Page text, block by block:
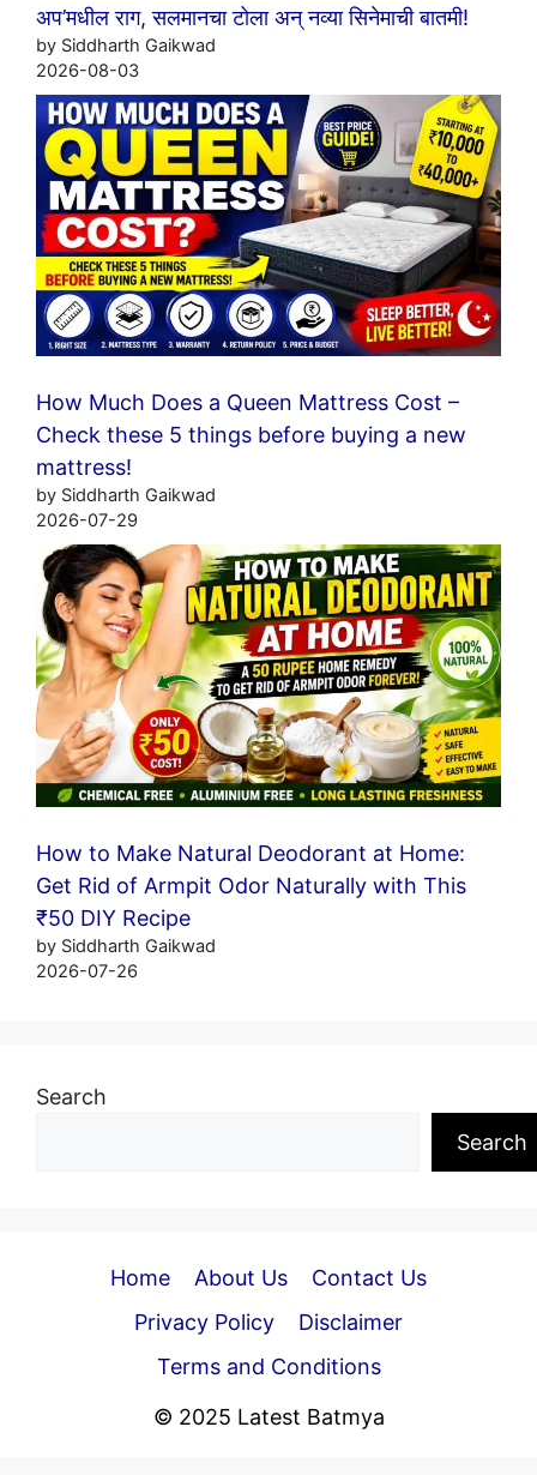
अप’मधील राग, सलमानचा टोला अन् नव्या सिनेमाची बातमी!
by Siddharth Gaikwad
2026-08-03
How Much Does a Queen Mattress Cost –
Check these 5 things before buying a new
mattress!
by Siddharth Gaikwad
2026-07-29
How to Make Natural Deodorant at Home:
Get Rid of Armpit Odor Naturally with This
₹50 DIY Recipe
by Siddharth Gaikwad
2026-07-26
Search
Search
Home About Us
Contact Us
Privacy Policy
Disclaimer
Terms and Conditions
© 2025 Latest Batmya